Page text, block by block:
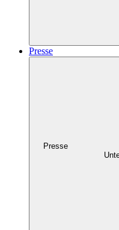
Presse
Presse